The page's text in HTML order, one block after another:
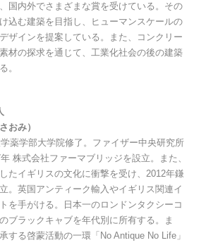
国内外でさまざまな賞を受けている。その
込む建築を目指し、ヒューマンスケールの
ザインを提案している。また、コンクリー
材の探求を通じて、工業化社会の後の建築
。
おみ）
薬学部大学院修了。ファイザー中央研究所
株式会社ファーマブリッジを設立。また、
たイギリスの文化に衝撃を受け、2012年鎌
。英国アンティーク輸入やイギリス関連イ
を手がける。日本一のロンドンタクシーコ
ブラックキャブを年代別に所有する。ま
する啓蒙活動の一環「​No Antique No Life」